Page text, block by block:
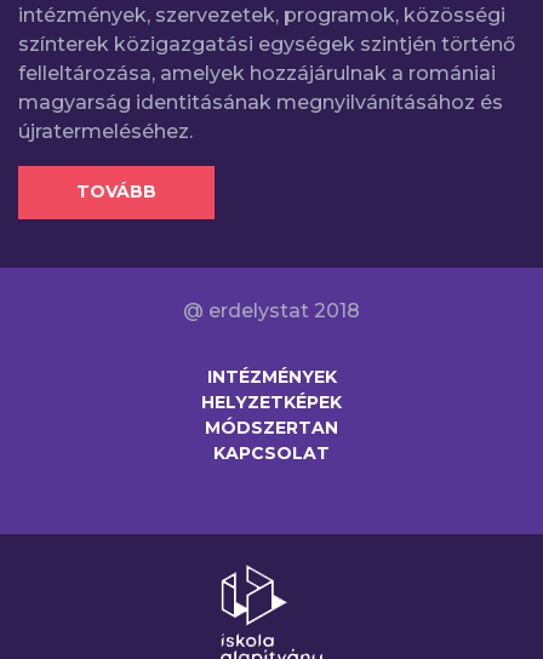
intézmények, szervezetek, programok, közösségi
színterek közigazgatási egységek szintjén történő
felleltározása, amelyek hozzájárulnak a romániai
magyarság identitásának megnyilvánításához és
újratermeléséhez.
TOVÁBB
@ erdelystat 2018
INTÉZMÉNYEK
HELYZETKÉPEK
MÓDSZERTAN
KAPCSOLAT